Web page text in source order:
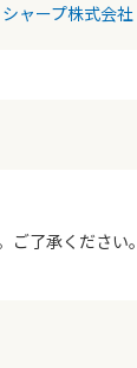
シャープ株式会社
了承ください。